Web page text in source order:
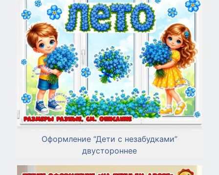
Оформление “Дети с незабудками”
двустороннее